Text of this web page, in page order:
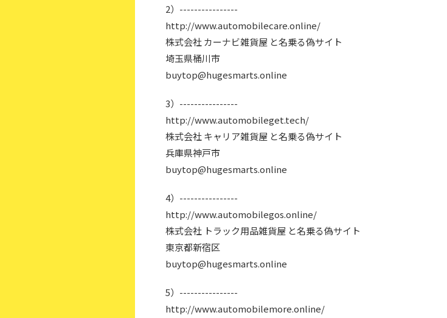
2）----------------
http://www.automobilecare.online/
株式会社 カーナビ雑貨屋 と名乗る偽サイト
埼玉県桶川市
buytop@hugesmarts.online
3）----------------
http://www.automobileget.tech/
株式会社 キャリア雑貨屋 と名乗る偽サイト
兵庫県神戸市
buytop@hugesmarts.online
4）----------------
http://www.automobilegos.online/
株式会社 トラック用品雑貨屋 と名乗る偽サイト
東京都新宿区
buytop@hugesmarts.online
5）----------------
http://www.automobilemore.online/